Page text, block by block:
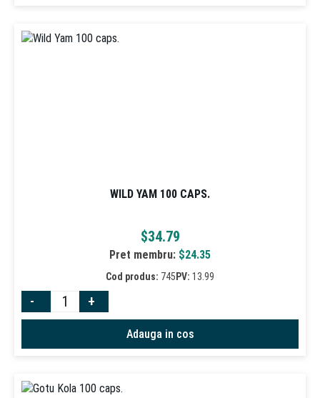
WILD YAM 100 CAPS.
$34.79
Pret membru: $24.35
Cod produs: 745 PV: 13.99
- +
Adauga in cos